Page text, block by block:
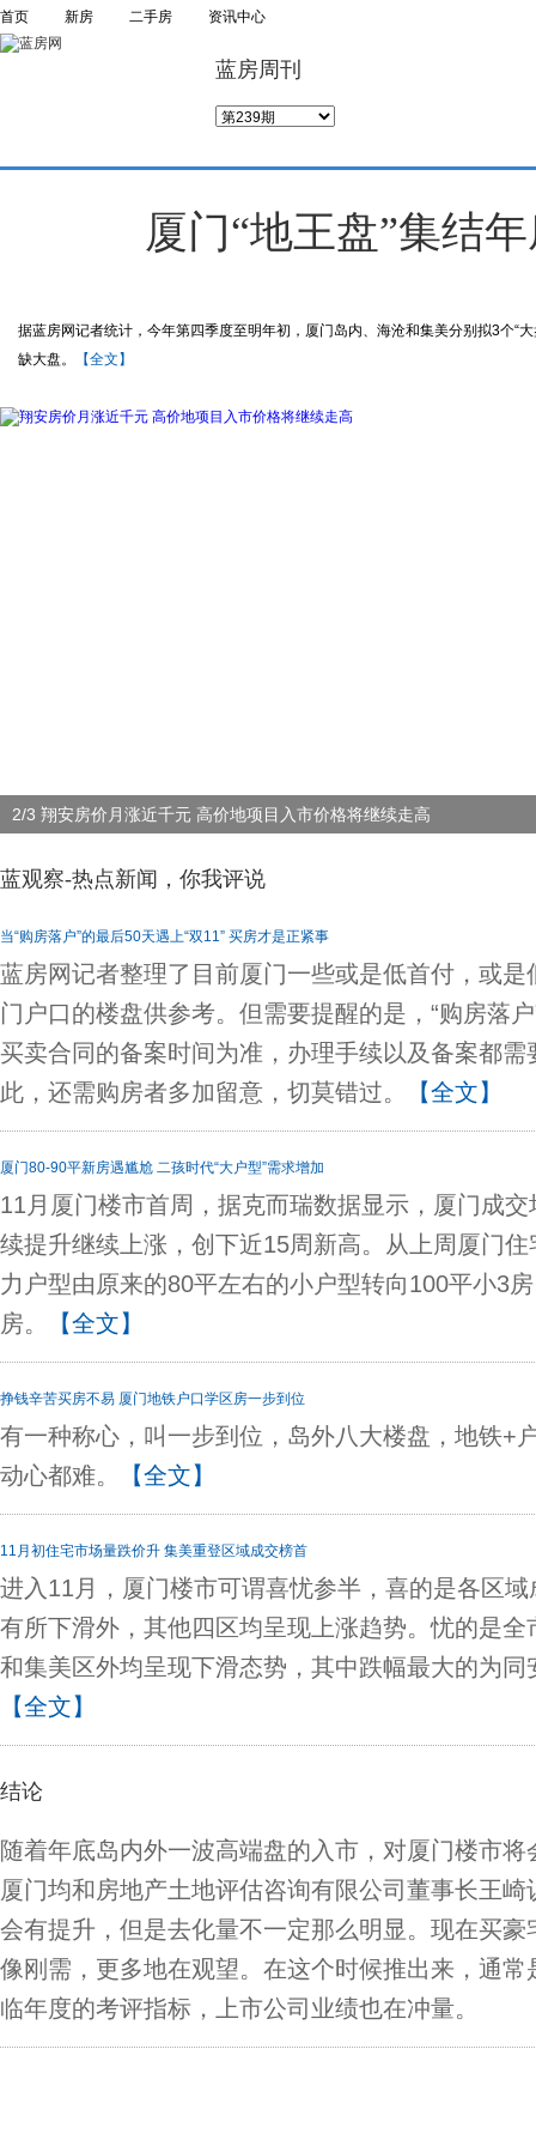
首页 新房 二手房 资讯中心
蓝房周刊
厦门“地王盘”集结
据蓝房网记者统计，今年第四季度至明年初，厦门岛内、海沧和集美分别拟3个“
缺大盘。
【全文】
2/3 翔安房价月涨近千元 高价地项目入市价格将继续走高
蓝观察-热点新闻，你我评说
当“购房落户”的最后50天遇上“双11” 买房才是正紧事
蓝房网记者整理了目前厦门一些或是低首付，或
门户口的楼盘供参考。但需要提醒的是，“购房落
买卖合同的备案时间为准，办理手续以及备案都
此，还需购房者多加留意，切莫错过。
【全文】
厦门80-90平新房遇尴尬 二孩时代“大户型”需求增加
11月厦门楼市首周，据克而瑞数据显示，厦门成
续提升继续上涨，创下近15周新高。从上周厦门
力户型由原来的80平左右的小户型转向100平小3
房。
【全文】
挣钱辛苦买房不易 厦门地铁户口学区房一步到位
有一种称心，叫一步到位，岛外八大楼盘，地铁+
动心都难。
【全文】
11月初住宅市场量跌价升 集美重登区域成交榜首
进入11月，厦门楼市可谓喜忧参半，喜的是各区
有所下滑外，其他四区均呈现上涨趋势。忧的是
和集美区外均呈现下滑态势，其中跌幅最大的为
【全文】
结论
随着年底岛内外一波高端盘的入市，对厦门楼市
厦门均和房地产土地评估咨询有限公司董事长王
会有提升，但是去化量不一定那么明显。现在买
像刚需，更多地在观望。在这个时候推出来，通
临年度的考评指标，上市公司业绩也在冲量。